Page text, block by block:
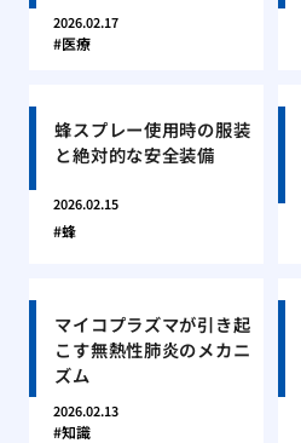
2026.02.17
医療
蜂スプレー使用時の服装
と絶対的な安全装備
2026.02.15
蜂
マイコプラズマが引き起
こす無熱性肺炎のメカニ
ズム
2026.02.13
知識